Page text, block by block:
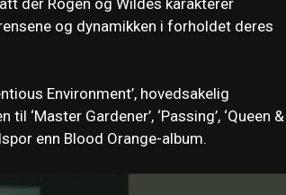
og dynamikken i forholdet deres
Environment’, hovedsakelig
Gardener’, ‘Passing’, ‘Queen &
enn Blood Orange-album.